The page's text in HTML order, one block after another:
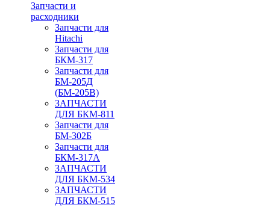
Запчасти и
расходники
Запчасти для
Hitachi
Запчасти для
БКМ-317
Запчасти для
БМ-205Д
(БМ-205В)
ЗАПЧАСТИ
ДЛЯ БКМ-811
Запчасти для
БМ-302Б
Запчасти для
БКМ-317А
ЗАПЧАСТИ
ДЛЯ БКМ-534
ЗАПЧАСТИ
ДЛЯ БКМ-515